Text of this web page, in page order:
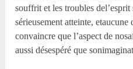
souffrit et les troubles del’esprit
sérieusement atteinte,
convaincre que l’aspect de
aussi désespéré que